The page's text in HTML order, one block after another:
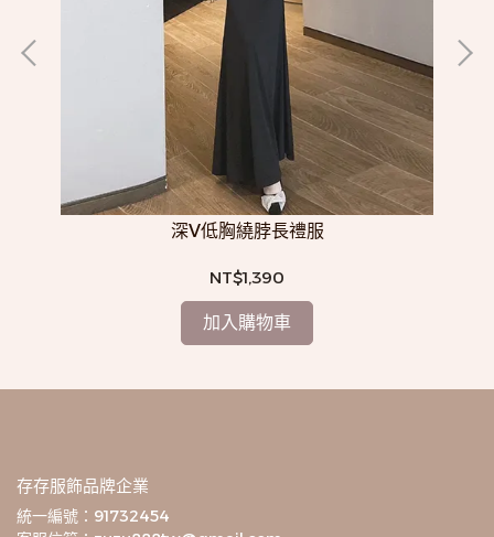
深V低胸繞脖長禮服
NT$1,390
加入購物車
存存服飾品牌企業
統一編號：91732454